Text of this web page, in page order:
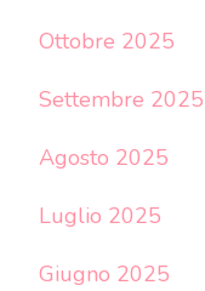
Ottobre 2025
Settembre 2025
Agosto 2025
Luglio 2025
Giugno 2025